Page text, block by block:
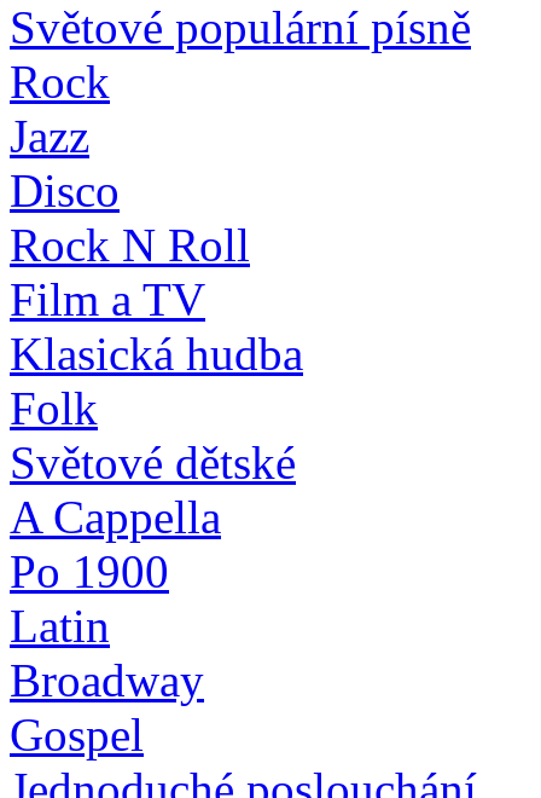
Světové populární písně
Rock
Jazz
Disco
Rock N Roll
Film a TV
Klasická hudba
Folk
Světové dětské
A Cappella
Po 1900
Latin
Broadway
Gospel